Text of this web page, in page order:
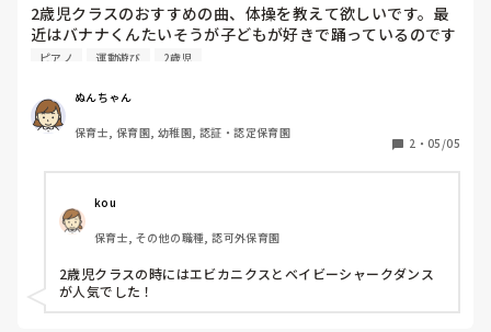
2歳児クラスのおすすめの曲、体操を教えて欲しいです。最
近はバナナくんたいそうが子どもが好きで踊っているのです
が、他にもバリエーションを増やしたいです！
ピアノ 運動遊び 2歳児
ぬんちゃん
保育士, 保育園, 幼稚園, 認証・認定保育園
2 ・ 05/05
kou
保育士, その他の職種, 認可外保育園
2歳児クラスの時にはエビカニクスとベイビーシャークダンス
が人気でした！